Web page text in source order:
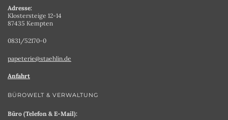
Adresse:
Klostersteige 12-14
87435 Kempten
0831/52170-0
papeterie@staehlin.de
Anfahrt
BÜROWELT & VERWALTUNG
Büro (Telefon & E-Mail):